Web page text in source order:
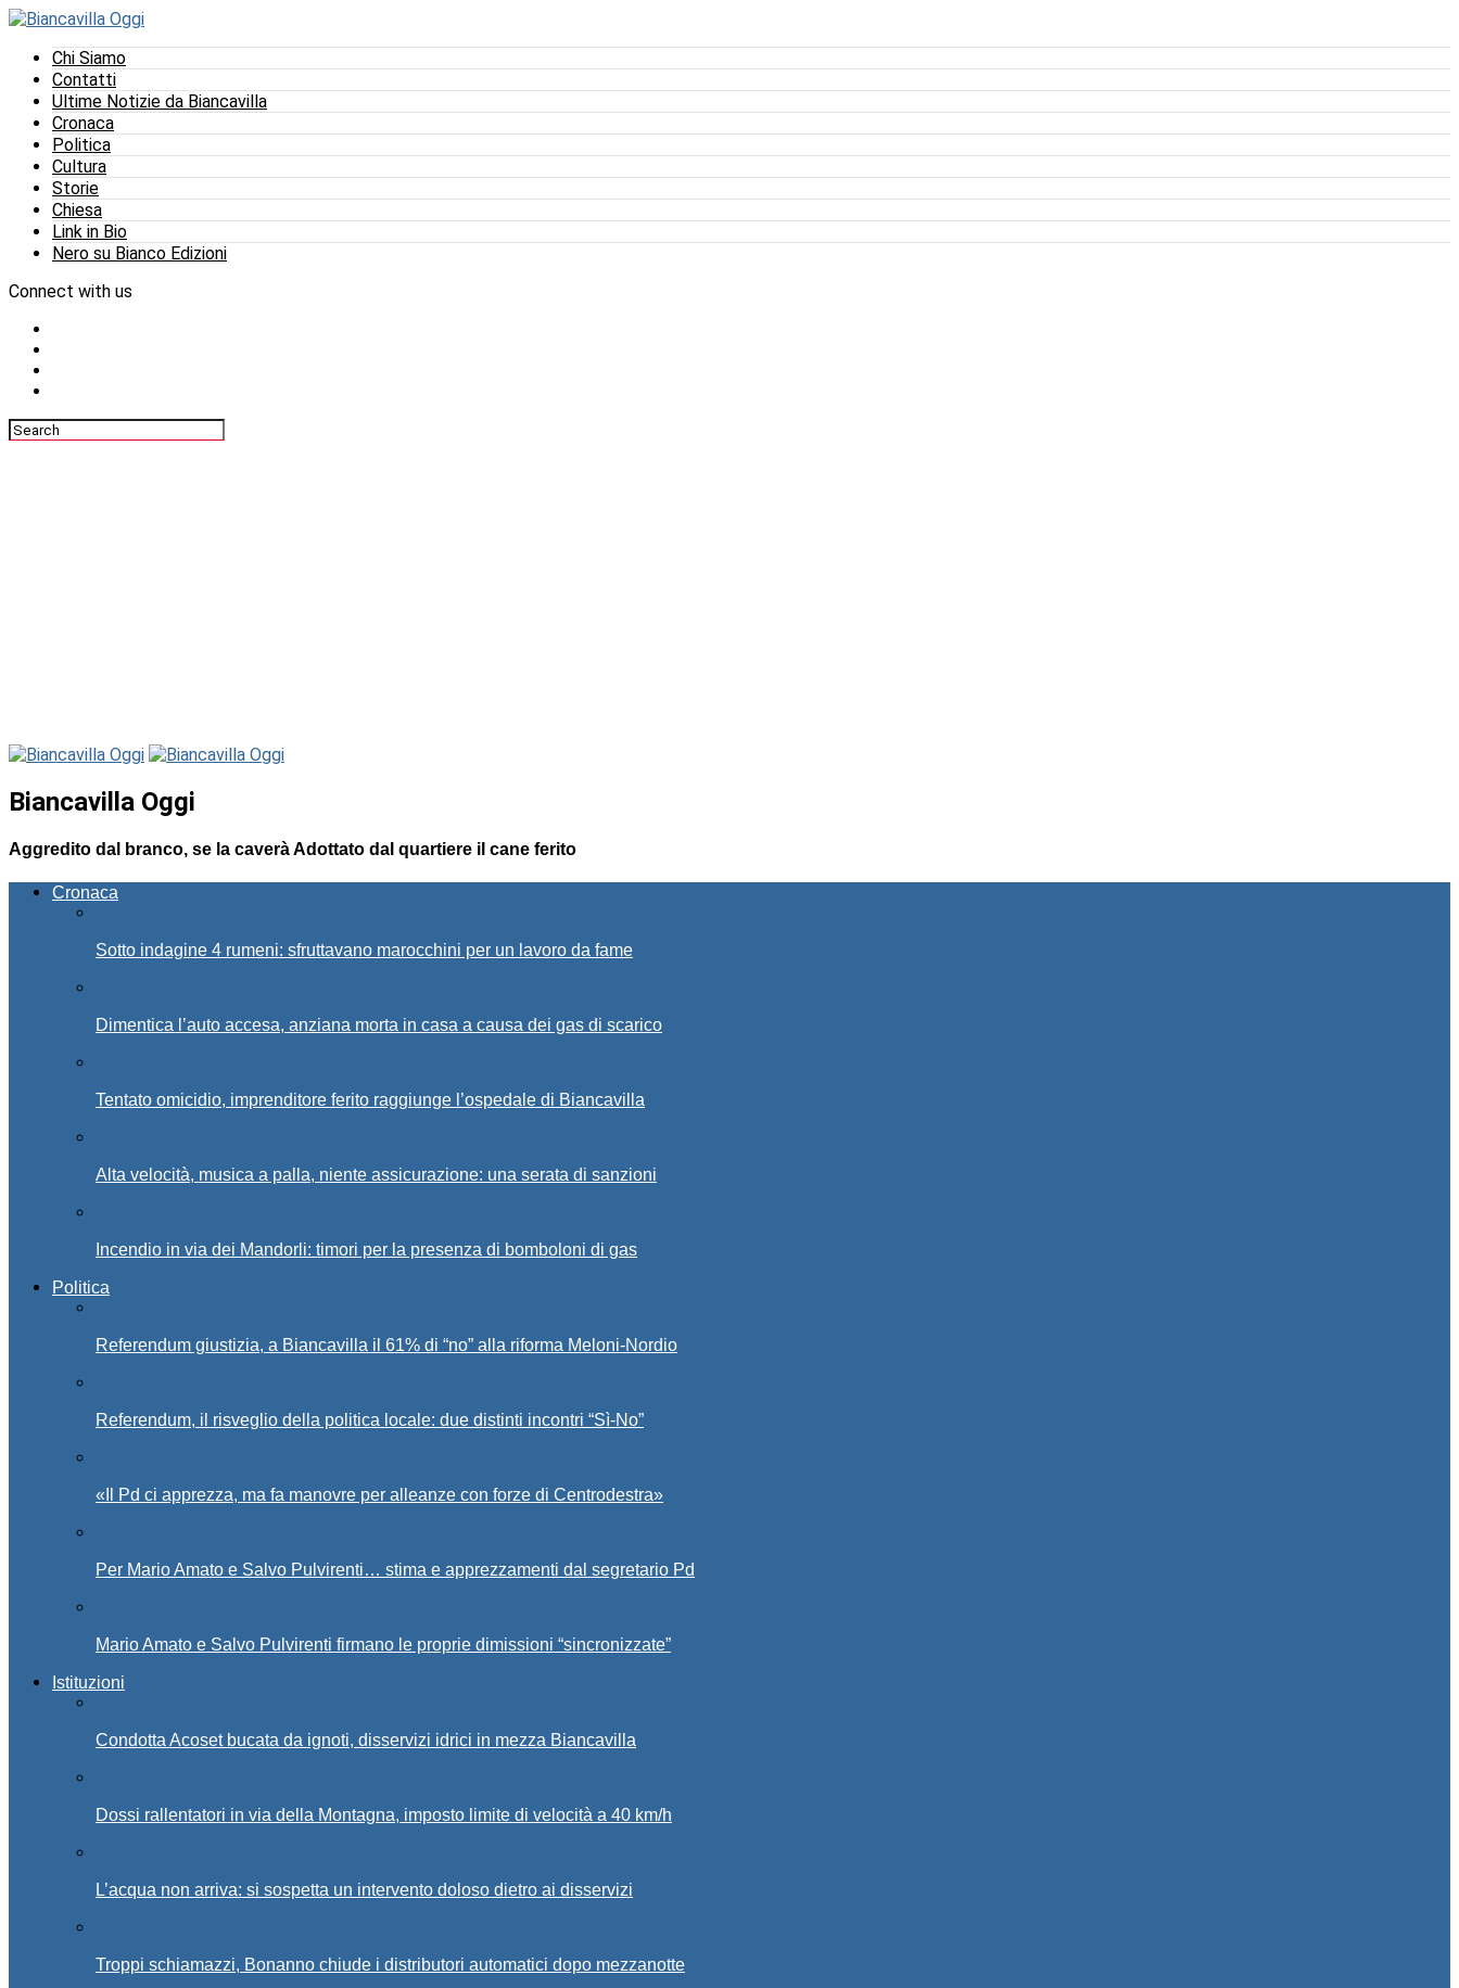
Chi Siamo
Contatti
Ultime Notizie da Biancavilla
Cronaca
Politica
Cultura
Storie
Chiesa
Link in Bio
Nero su Bianco Edizioni
Connect with us
Biancavilla Oggi
Aggredito dal branco, se la caverà Adottato dal quartiere il cane ferito
Cronaca
Sotto indagine 4 rumeni: sfruttavano marocchini per un lavoro da fame
Dimentica l’auto accesa, anziana morta in casa a causa dei gas di scarico
Tentato omicidio, imprenditore ferito raggiunge l’ospedale di Biancavilla
Alta velocità, musica a palla, niente assicurazione: una serata di sanzioni
Incendio in via dei Mandorli: timori per la presenza di bomboloni di gas
Politica
Referendum giustizia, a Biancavilla il 61% di “no” alla riforma Meloni-Nordio
Referendum, il risveglio della politica locale: due distinti incontri “Sì-No”
«Il Pd ci apprezza, ma fa manovre per alleanze con forze di Centrodestra»
Per Mario Amato e Salvo Pulvirenti… stima e apprezzamenti dal segretario Pd
Mario Amato e Salvo Pulvirenti firmano le proprie dimissioni “sincronizzate”
Istituzioni
Condotta Acoset bucata da ignoti, disservizi idrici in mezza Biancavilla
Dossi rallentatori in via della Montagna, imposto limite di velocità a 40 km/h
L’acqua non arriva: si sospetta un intervento doloso dietro ai disservizi
Troppi schiamazzi, Bonanno chiude i distributori automatici dopo mezzanotte